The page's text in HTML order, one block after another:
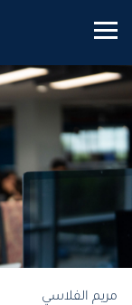
Mobile menu
مريم الفلاسي